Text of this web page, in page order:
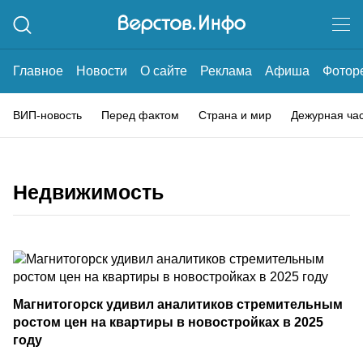
Главное Новости О сайте Реклама Афиша
ВИП-новость Перед фактом Страна и мир Дежурная
Недвижимость
Магнитогорск удивил аналитиков стремительным
ростом цен на квартиры в новостройках в 2025
году